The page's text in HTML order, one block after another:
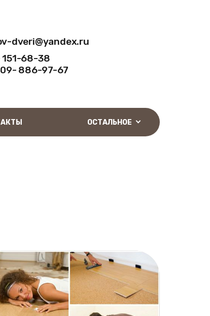
dveri@yandex.ru
151-68-38
886-97-67
ОСТАЛЬНОЕ